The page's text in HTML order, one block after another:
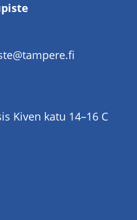
Kiven katu 14–16 C